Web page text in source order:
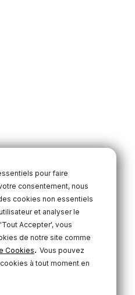
pour faire
consentement, nous
cookies non essentiels
et analyser le
Accepter', vous
de notre site comme
Cookies. Vous pouvez
à tout moment en